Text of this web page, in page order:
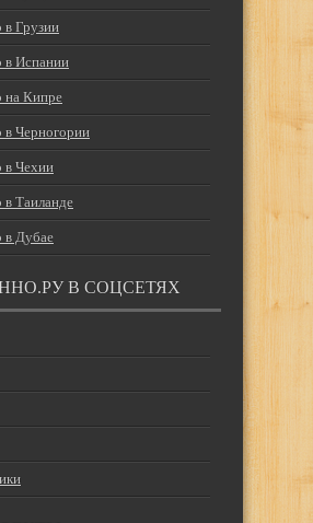
в Грузии
в Испании
на Кипре
в Черногории
в Чехии
в Таиланде
в Дубае
В СОЦСЕТЯХ